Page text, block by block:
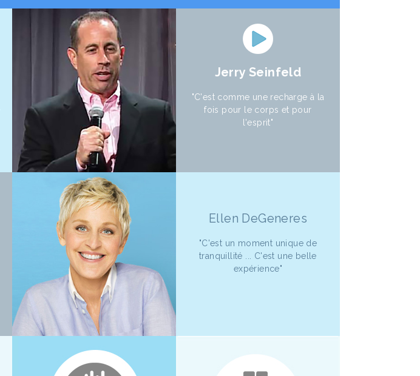
Jerry Seinfeld
"C'est comme une recharge à la
fois pour le corps et pour
l'esprit"
Ellen DeGeneres
"C'est un moment unique de
tranquillité ... C'est une belle
expérience"